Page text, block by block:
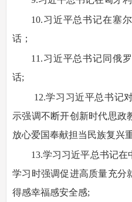
10.习近平总书记在塞
话；
11.习近平总书记同俄
话;
12.学习习近平总书记
示强调不断开创新时代思政
放心爱国奉献担当民族复兴
13.学习习近平总书记
学习时强调促进高质量充分
得感幸福感安全感;